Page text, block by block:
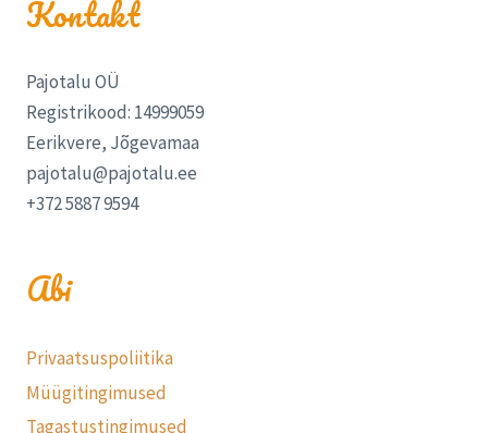
Kontakt
Pajotalu OÜ
Registrikood: 14999059
Eerikvere, Jõgevamaa
pajotalu@pajotalu.ee
+372 5887 9594
Abi
Privaatsuspoliitika
Müügitingimused
Tagastustingimused